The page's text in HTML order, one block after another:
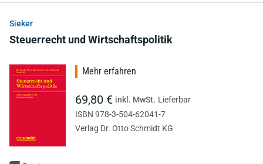
Sieker
Steuerrecht und Wirtschaftspolitik
Mehr erfahren
69,80 € inkl. MwSt. Lieferbar
ISBN 978-3-504-62041-7
Verlag Dr. Otto Schmidt KG